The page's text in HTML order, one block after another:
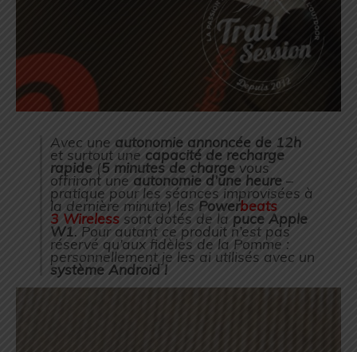
Avec une autonomie annoncée de 12h
et surtout une capacité de recharge
rapide (5 minutes de charge vous
offriront une autonomie d’une heure –
pratique pour les séances improvisées à
la dernière minute) les Powerbeats
3 Wireless sont dotés de la puce Apple
W1. Pour autant ce produit n’est pas
réservé qu’aux fidèles de la Pomme :
personnellement je les ai utilisés avec un
système Android !